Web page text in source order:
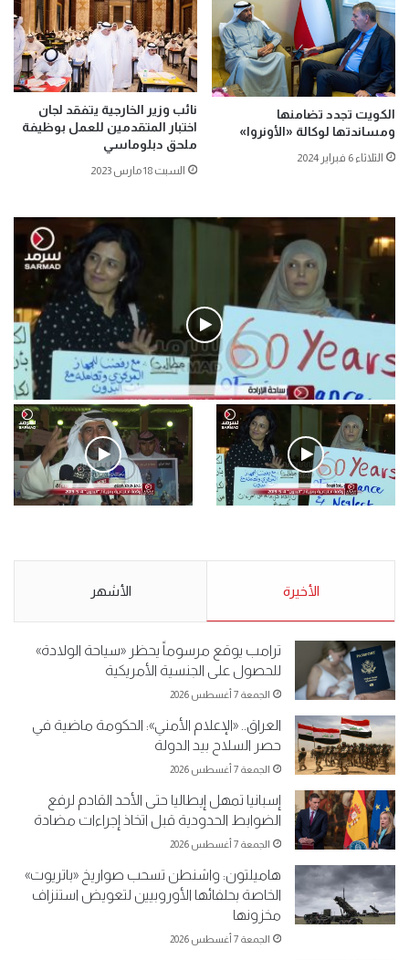
الكويت تجدد تضامنها
ومساندتها لوكالة «الأونروا»
الثلاثاء 6 فبراير 2024
نائب وزير الخارجية يتفقد لجان
اختبار المتقدمين للعمل بوظيفة
ملحق دبلوماسي
السبت 18 مارس 2023
فيديو
.وقفة احتجاجية رمزية لـ”#البدون” في ساحة الإرادة 4-5-2019.
الأحد 5 مايو 2019
5-2019.
نبيع مخدرات يعني ولا خمر؟!.
الأخيرة الأشهر
ترامب يوقع مرسوماً يحظر «سياحة الولادة»
للحصول على الجنسية الأمريكية
الجمعة 7 أغسطس 2026
العراق.. «الإعلام الأمني»: الحكومة ماضية في
حصر السلاح بيد الدولة
الجمعة 7 أغسطس 2026
إسبانيا تمهل إيطاليا حتى الأحد القادم لرفع
الضوابط الحدودية قبل اتخاذ إجراءات مضادة
الجمعة 7 أغسطس 2026
هاميلتون: واشنطن تسحب صواريخ «باتريوت»
الخاصة بحلفائها الأوروبيين لتعويض استنزاف
مخزونها
الجمعة 7 أغسطس 2026